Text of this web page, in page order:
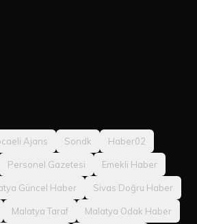
Ajans Sondk Haber02
Personel Gazetesi Emekli Haber
Güncel Haber Sivas Doğru Haber
Malatya Taraf Malatya Odak Haber